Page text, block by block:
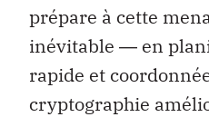
prépare à cette
inévitable ― en
rapide et
cryptographie